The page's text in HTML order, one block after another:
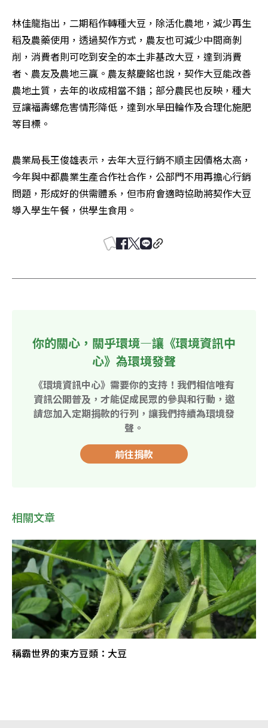
林佳龍指出，二期稻作轉種大豆，除活化農地，減少再生
稻及農藥使用，透過契作方式，農友也可減少中間商剝
削，消費者則可吃到安全的本土非基改大豆，達到消費
者、農友及農地三贏。農友蔡慶銘也說，契作大豆能改善
農地土質，去年的收成相當不錯；部分農民也反映，種大
豆讓福壽螺危害情形降低，達到水旱田輪作及合理化施肥
等目標。
農業局長王俊雄表示，去年大豆行銷不順主因價格太高，
今年與中都農業生產合作社合作，公部門不用再擔心行銷
問題，形成好的供需體系，但市府會適時協助將契作大豆
導入學生午餐，供學生食用。
你的關心，關乎環境—讓《環境資訊中
心》為環境發聲
《環境資訊中心》需要你的支持！我們相信唯有
資訊公開普及，才能促成民眾的參與和行動，邀
請您加入定期捐款的行列，讓我們持續為環境發
聲。
前往捐款
相關文章
稱霸世界的東方豆類：大豆